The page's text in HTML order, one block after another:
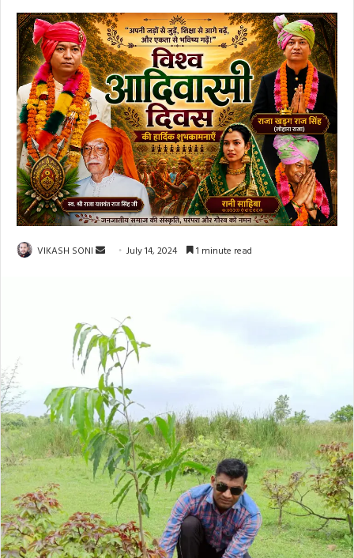
VIKASH SONI
Send July 14, 2024 1 minute read